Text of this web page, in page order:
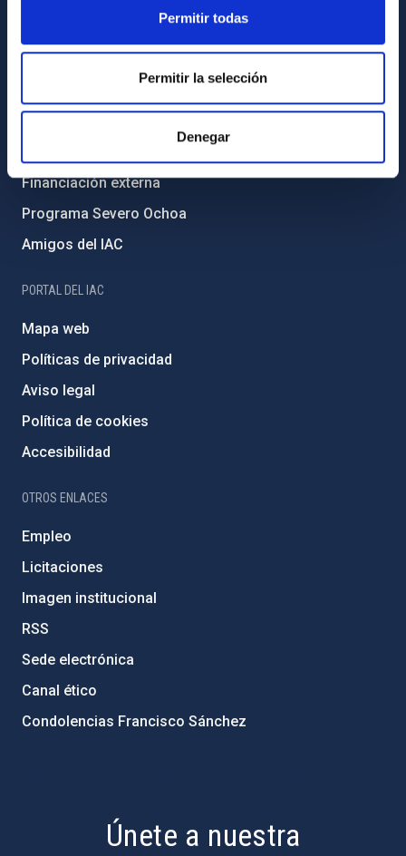
Permitir todas
Permitir la selección
Denegar
Código ético y política antifraude
Igualdad y diversidad de género
Financiación externa
Programa Severo Ochoa
Amigos del IAC
PORTAL DEL IAC
Mapa web
Políticas de privacidad
Aviso legal
Política de cookies
Accesibilidad
OTROS ENLACES
Empleo
Licitaciones
Imagen institucional
RSS
Sede electrónica
Canal ético
Condolencias Francisco Sánchez
Únete a nuestra